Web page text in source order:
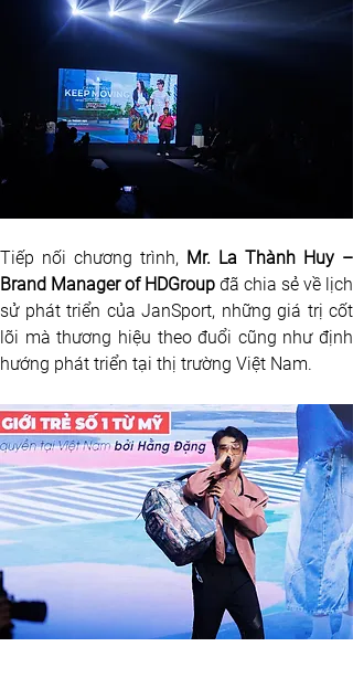
Tiếp nối chương trình, Mr. La Thành Huy –
Brand Manager of HDGroup đã chia sẻ về lịch
sử phát triển của JanSport, những giá trị cốt
lõi mà thương hiệu theo đuổi cũng như định
hướng phát triển tại thị trường Việt Nam.